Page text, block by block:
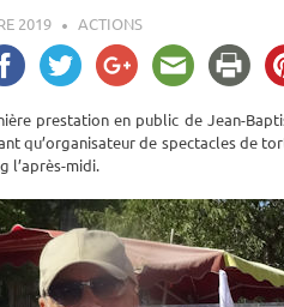
2019 ROGER LAHANA
ACTIONS
prestation en public de Jean-
qu’organisateur de spectacles de
l’après-midi.